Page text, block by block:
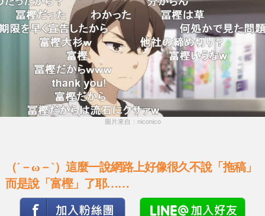
圖片來自：niconico
（´－ω－`）這麼一說網路上好像很久不說「拖稿」
而是說「 富樫」 了耶……